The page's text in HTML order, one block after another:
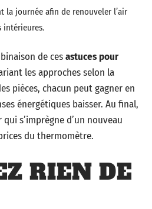
la journée afin de renouveler l’air
intérieures.
de cesastuces pour
les approches selon la
pièces, chacun peut gagner en
énergétiques baisser. Au final,
s’imprègne d’un nouveau
du thermomètre.
RIEN DE